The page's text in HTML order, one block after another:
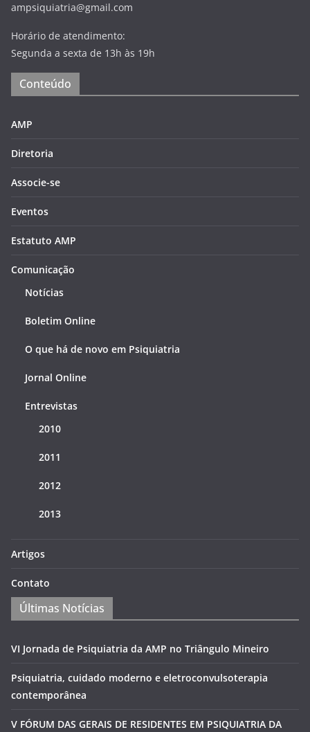
ampsiquiatria@gmail.com
Horário de atendimento:
Segunda a sexta de 13h às 19h
Conteúdo
AMP
Diretoria
Associe-se
Eventos
Estatuto AMP
Comunicação
Notícias
Boletim Online
O que há de novo em Psiquiatria
Jornal Online
Entrevistas
2010
2011
2012
2013
Artigos
Contato
Últimas Notícias
VI Jornada de Psiquiatria da AMP no Triângulo Mineiro
Psiquiatria, cuidado moderno e eletroconvulsoterapia
contemporânea
V FÓRUM DAS GERAIS DE RESIDENTES EM PSIQUIATRIA DA